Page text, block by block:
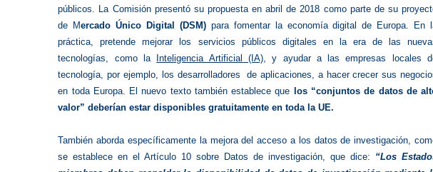
públicos. La Comisión presentó su propuesta en abril de 2018 como parte de su
de Mercado Único Digital (DSM)para fomentar la economía digital de Europa. En
práctica, pretende mejorar los servicios públicos digitales en la era de las
tecnologías, como la
Inteligencia Artificial (IA), y ayudar a las empresas locales
tecnología, por ejemplo, los desarrolladores de aplicaciones, a hacer crecer sus
en toda Europa. El nuevo texto también establece que
los “conjuntos de datos de
valor” deberían estar disponibles gratuitamente en toda la UE.
También aborda específicamente la mejora del acceso a los datos de investigación,
se establece en el Artículo 10 sobre Datos de investigación, que dice: “Los